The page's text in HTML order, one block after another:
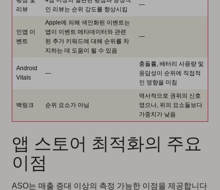
리뷰
인 리뷰는 순위 강도를 향상시킴
—
인앱 이
벤트
Apple에 의해 색인화된 이벤트는
앱이 이벤트 메타데이터와 관련
된 추가 키워드에 대해 순위를 차
지하는 데 도움이 될 수 있음
—
Android
Vitals
—
충돌률, 배터리 사용량 및
응답성이 순위에 직접적
인 영향을 미침
백링크 순위 요소가 아님
역사적으로 권위의 신호
였으나, 위의 요소들보다
가중치가 낮음
앱 스토어 최적화의 주요
이점
ASO는 매출 증대 이상의 측정 가능한 이점을 제공합니다